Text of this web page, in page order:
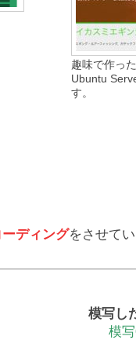
趣味で作っ
Ubuntu
す。
ディングをさせて
模写し
模